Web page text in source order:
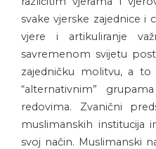
svake vjerske zajednice i
vjere i artikuliranje
savremenom svijetu
zajedničku molitvu, a
“alternativnim”
redovima. Zvanični
muslimanskih institucija
svoj način. Muslimanski